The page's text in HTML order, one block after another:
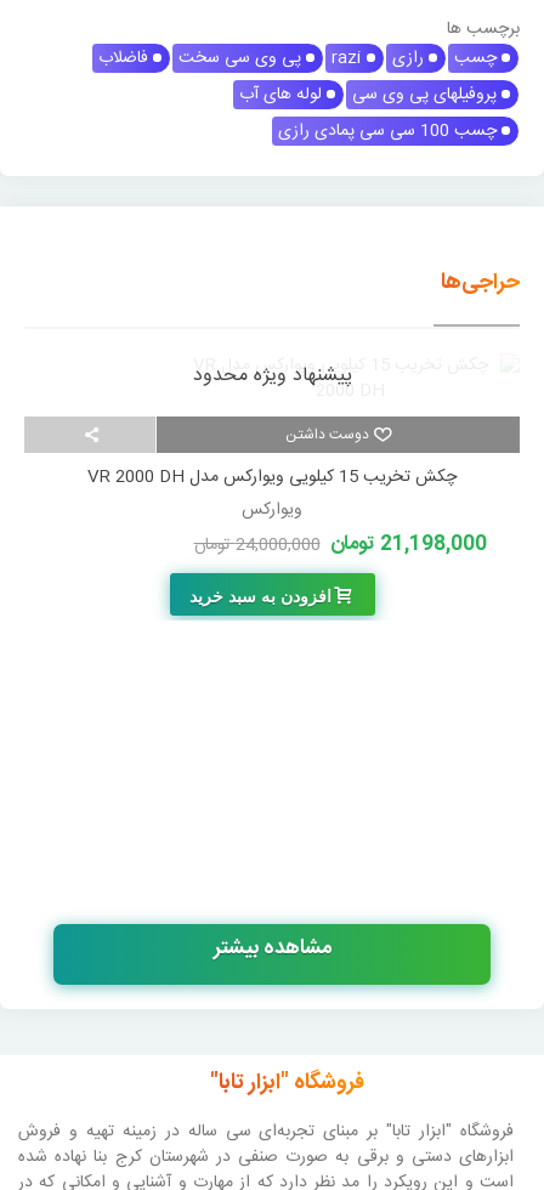
برچسب ها
چسب
رازی razi پی وی سی سخت
فاضلاب
پروفیلهای پی وی سی
لوله های آب
چسب 100 سی سی پمادی رازی
حراجی‌ها
دوست داشتن
پیشنهاد ویژه محدود
چکش تخریب 15 کیلویی ویوارکس مدل VR 2000 DH
ویوارکس
21,198,000 تومان 24,000,000 تومان
افزودن به سبد خرید
مشاهده بیشتر
فروشگاه "ابزار تابا"
فروشگاه "ابزار تابا"بر مبنای تجربه‌ای سی ساله در زمینه تهیه و فروش
ابزارهای دستی و برقی به صورت صنفی در شهرستان کرج بنا نهاده شده
است و این رویکرد را مد نظر دارد که از مهارت و آشنایی و امکانی که در